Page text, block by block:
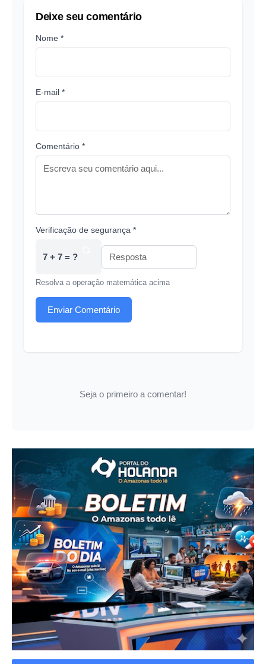
Deixe seu comentário
Nome *
E-mail *
Comentário *
Verificação de segurança *
7 + 7 = ?
Resolva a operação matemática acima
Enviar Comentário
Seja o primeiro a comentar!